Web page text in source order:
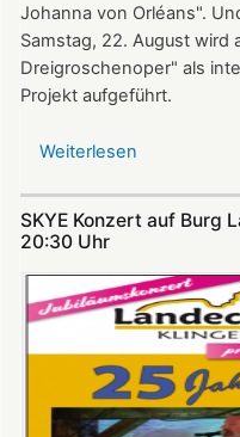
Johanna von Orléans".
Samstag, 22. August wird
Dreigroschenoper" als
Projekt aufgeführt.
Weiterlesen
Burg
Landeck
SKYE Konzert auf Burg
20:30 Uhr​​​​​​​​​​​​​​